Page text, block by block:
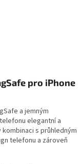
pro iPhone
a jemným
elegantní a
s průhledným
telefonu a zároveň